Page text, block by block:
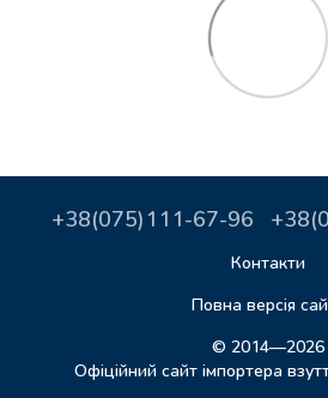
+38(075)111-67-96
Контакти
Повна версія
© 2014—2026
Офіційний сайт імпортера